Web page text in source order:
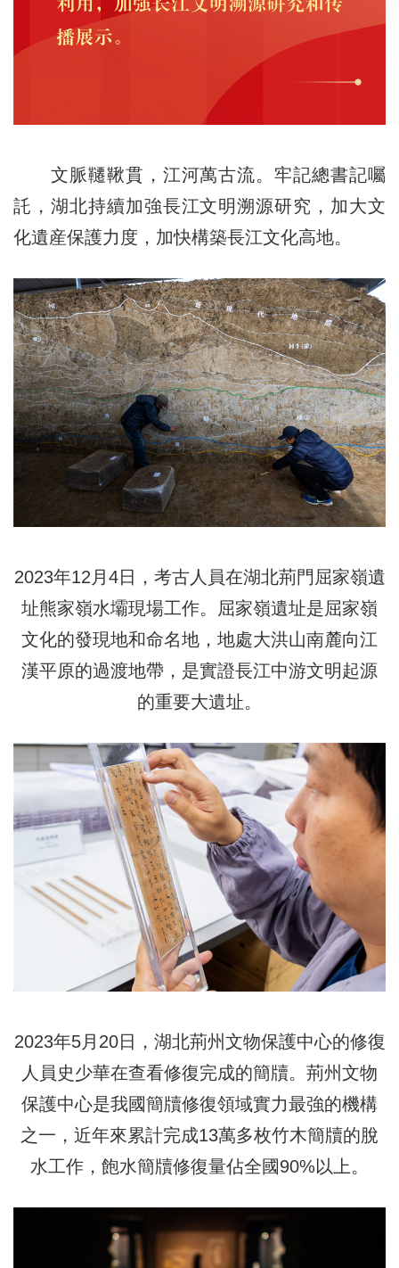
文脈韆鞦貫，江河萬古流。牢記總書記囑
託，湖北持續加強長江文明溯源研究，加大文
化遺産保護力度，加快構築長江文化高地。
2023年12月4日，考古人員在湖北荊門屈家嶺遺
址熊家嶺水壩現場工作。屈家嶺遺址是屈家嶺
文化的發現地和命名地，地處大洪山南麓向江
漢平原的過渡地帶，是實證長江中游文明起源
的重要大遺址。
2023年5月20日，湖北荊州文物保護中心的修復
人員史少華在查看修復完成的簡牘。荊州文物
保護中心是我國簡牘修復領域實力最強的機構
之一，近年來累計完成13萬多枚竹木簡牘的脫
水工作，飽水簡牘修復量佔全國90%以上。